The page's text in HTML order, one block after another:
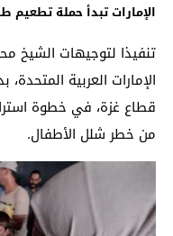
الإمارات تبدأ حملة
تنفيذا لتوجيهات الشيخ
الإمارات العربية
من خطر شلل الأطفال.